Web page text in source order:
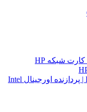
خرید و قیمت CPU سرور HP | پردازنده اورجینال Intel